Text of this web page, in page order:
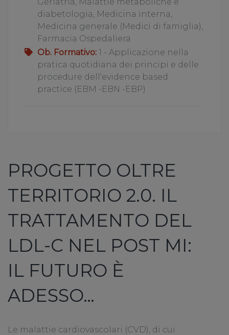
diabetologia, Medicina interna,
Medicina generale (Medici di famiglia),
Farmacia Ospedaliera
Ob. Formativo: 1 - Applicazione nella
pratica quotidiana dei principi e delle
procedure dell'evidence based
practice (EBM -EBN -EBP)
PROGETTO OLTRE
TERRITORIO 2.0. IL
TRATTAMENTO DEL
LDL-C NEL POST MI:
IL FUTURO È
ADESSO…
Le malattie cardiovascolari (CVD), di cui